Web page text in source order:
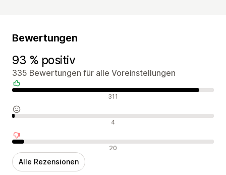
Bewertungen
93 % positiv
335 Bewertungen für alle Voreinstellungen
Positive Bewertungen 311
Neutrale Bewertungen 4
Negative Bewertungen 20
Alle Rezensionen